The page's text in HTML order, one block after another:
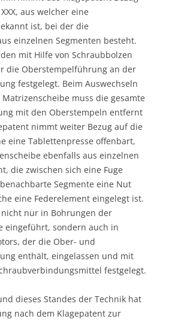
XXX, aus welcher eine
ist, bei der die
einzelnen Segmenten besteht.
mit Hilfe von Schraubbolzen
die Oberstempelführung an der
festgelegt. Beim Auswechseln
muss die gesamte
mit den Oberstempeln entfernt
nimmt weiter Bezug auf die
eine Tablettenpresse offenbart,
ebenfalls aus einzelnen
die zwischen sich eine Fuge
Segmente eine Nut
eine Federelement eingelegt ist.
nur in Bohrungen der
eingeführt, sondern auch in
der die Ober- und
enthält, eingelassen und mit
festgelegt.
dieses Standes der Technik hat
nach dem Klagepatent zur